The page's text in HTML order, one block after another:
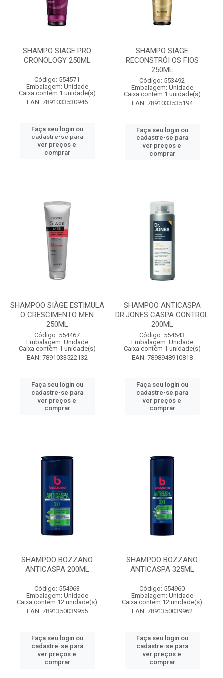
SHAMPO SIAGE PRO
CRONOLOGY 250ML
Código: 554571
Embalagem: Unidade
Caixa contém 1 unidade(s)
EAN: 7891033530946
Faça seu login ou
cadastre-se para
ver preços e
comprar
SHAMPO SIAGE
RECONSTRÓI OS FIOS
250ML
Código: 553492
Embalagem: Unidade
Caixa contém 1 unidade(s)
EAN: 7891033535194
Faça seu login ou
cadastre-se para
ver preços e
comprar
SHAMPOO SIÀGE ESTIMULA
O CRESCIMENTO MEN
250ML
Código: 554467
Embalagem: Unidade
Caixa contém 1 unidade(s)
EAN: 7891033522132
Faça seu login ou
cadastre-se para
ver preços e
comprar
SHAMPOO ANTICASPA
DR.JONES CASPA CONTROL
200ML
Código: 554643
Embalagem: Unidade
Caixa contém 1 unidade(s)
EAN: 7898948910818
Faça seu login ou
cadastre-se para
ver preços e
comprar
SHAMPOO BOZZANO
ANTICASPA 200ML
Código: 554963
Embalagem: Unidade
Caixa contém 12 unidade(s)
EAN: 7891350039955
Faça seu login ou
cadastre-se para
ver preços e
comprar
SHAMPOO BOZZANO
ANTICASPA 325ML
Código: 554960
Embalagem: Unidade
Caixa contém 12 unidade(s)
EAN: 7891350039962
Faça seu login ou
cadastre-se para
ver preços e
comprar